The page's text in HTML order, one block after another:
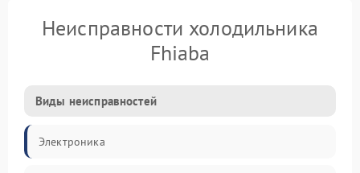
Неисправности холодильника
Fhiaba
Виды неисправностей
Электроника